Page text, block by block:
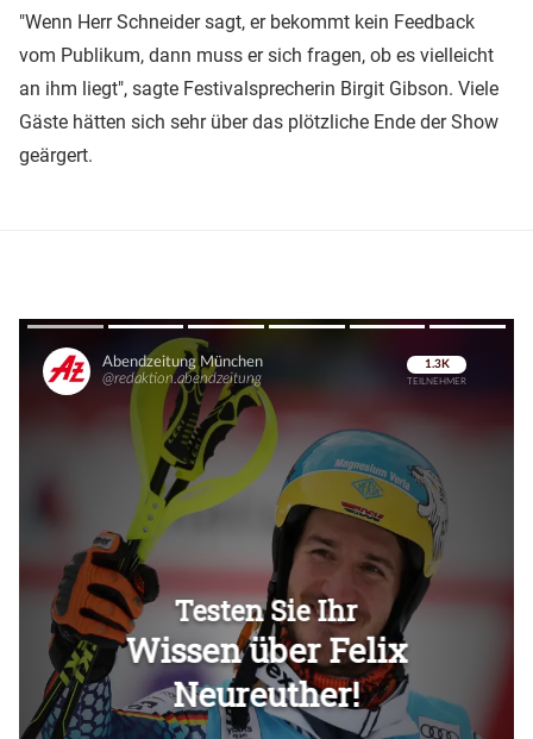
"Wenn Herr Schneider sagt, er bekommt kein Feedback
vom Publikum, dann muss er sich fragen, ob es vielleicht
an ihm liegt", sagte Festivalsprecherin Birgit Gibson. Viele
Gäste hätten sich sehr über das plötzliche Ende der Show
geärgert.
Überspringen
Überspringen